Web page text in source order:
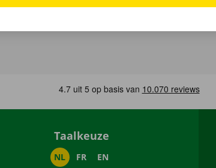
Taalkeuze
NL FR EN